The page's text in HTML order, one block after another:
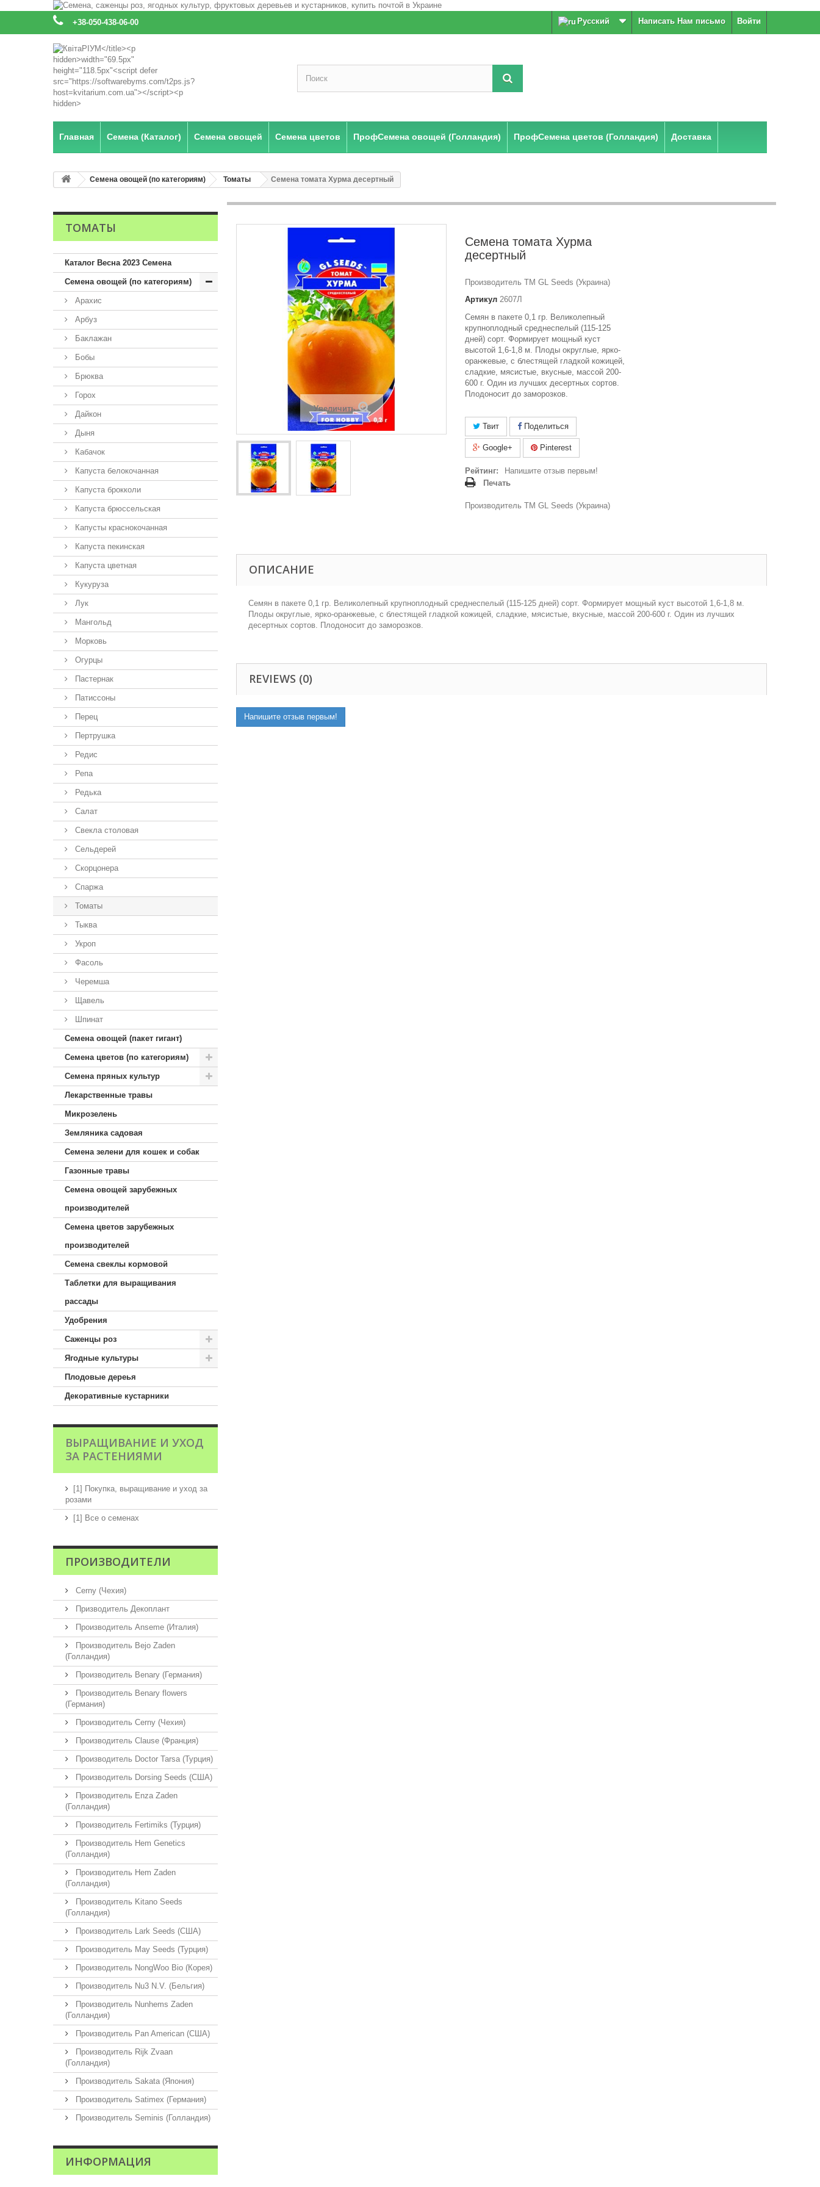
Войти
Написать Нам письмо
: +38-050-438-06-00 Русский
Главная Семена (Каталог) Семена овощей Семена цветов ПрофСемена овощей (Голландия) ПрофСемена цветов (Голландия) Доставка
Семена овощей (по категориям) Томаты Семена томата Хурма десертный
ТОМАТЫ
Каталог Весна 2023 Семена
Семена овощей (по категориям)
Арахис
Арбуз
Баклажан
Бобы
Брюква
Горох
Дайкон
Дыня
Кабачок
Капуста белокочанная
Капуста брокколи
Капуста брюссельская
Капусты краснокочанная
Капуста пекинская
Капуста цветная
Кукуруза
Лук
Мангольд
Морковь
Огурцы
Пастернак
Патиссоны
Перец
Пертрушка
Редис
Репа
Редька
Салат
Свекла столовая
Сельдерей
Скорцонера
Спаржа
Томаты
Тыква
Укроп
Фасоль
Черемша
Щавель
Шпинат
Семена овощей (пакет гигант)
Семена цветов (по категориям)
Семена пряных культур
Лекарственные травы
Микрозелень
Земляника садовая
Семена зелени для кошек и собак
Газонные травы
Семена овощей зарубежных
производителей
Семена цветов зарубежных
производителей
Семена свеклы кормовой
Таблетки для выращивания
рассады
Удобрения
Саженцы роз
Ягодные культуры
Плодовые дереья
Декоративные кустарники
ВЫРАЩИВАНИЕ И УХОД
ЗА РАСТЕНИЯМИ
[1] Покупка, выращивание и уход за
розами
[1] Все о семенах
ПРОИЗВОДИТЕЛИ
Cerny (Чехия)
Призводитель Декоплант
Производитель Anseme (Италия)
Производитель Bejo Zaden
(Голландия)
Производитель Benary (Германия)
Производитель Benary flowers
(Германия)
Производитель Cerny (Чехия)
Производитель Clause (Франция)
Производитель Doctor Tarsa (Турция)
Производитель Dorsing Seeds (США)
Производитель Enza Zaden
(Голландия)
Производитель Fertimiks (Турция)
Производитель Hem Genetics
(Голландия)
Производитель Hem Zaden
(Голландия)
Производитель Kitano Seeds
(Голландия)
Производитель Lark Seeds (США)
Производитель May Seeds (Турция)
Производитель NongWoo Bio (Корея)
Производитель Nu3 N.V. (Бельгия)
Производитель Nunhems Zaden
(Голландия)
Производитель Pan American (США)
Производитель Rijk Zvaan
(Голландия)
Производитель Sakata (Япония)
Производитель Satimex (Германия)
Производитель Seminis (Голландия)
ИНФОРМАЦИЯ
Увеличить
Семена томата Хурма
десертный
Производитель ТМ GL Seeds (Украина)
Артикул 2607Л
Семян в пакете 0,1 гр. Великолепный
крупноплодный среднеспелый (115-125
дней) сорт. Формирует мощный куст
высотой 1,6-1,8 м. Плоды округлые, ярко-
оранжевые, с блестящей гладкой кожицей,
сладкие, мясистые, вкусные, массой 200-
600 г. Один из лучших десертных сортов.
Плодоносит до заморозков.
Твит Поделиться
Google+ Pinterest
Рейтинг:
Напишите отзыв первым!
Печать
Производитель ТМ GL Seeds (Украина)
ОПИСАНИЕ
Семян в пакете 0,1 гр. Великолепный крупноплодный среднеспелый (115-125 дней) сорт. Формирует мощный куст высотой 1,6-1,8 м.
Плоды округлые, ярко-оранжевые, с блестящей гладкой кожицей, сладкие, мясистые, вкусные, массой 200-600 г. Один из лучших
десертных сортов. Плодоносит до заморозков.
REVIEWS (0)
Напишите отзыв первым!